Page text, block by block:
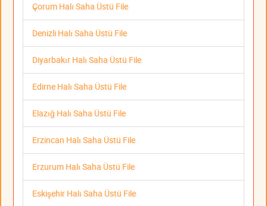
Çorum Halı Saha Üstü File
Denizli Halı Saha Üstü File
Diyarbakır Halı Saha Üstü File
Edirne Halı Saha Üstü File
Elazığ Halı Saha Üstü File
Erzincan Halı Saha Üstü File
Erzurum Halı Saha Üstü File
Eskişehir Halı Saha Üstü File